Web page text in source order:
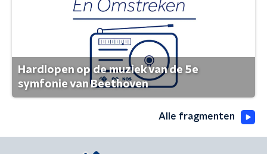
Hardlopen op de muziek van de 5e
symfonie van Beethoven
Alle fragmenten